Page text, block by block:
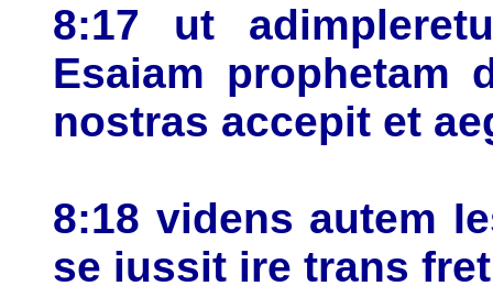
8:17 ut
Esaiam prophetam
nostras accepit et
8:18 videns autem
se iussit ire trans